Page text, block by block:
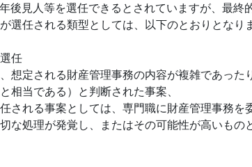
後見人等を選任できるとされていますが、最
選任される類型としては、以下のとおりとなり
任
想定される財産管理事務の内容が複雑であっ
相当である）と判断された事案、
される事案としては、専門職に財産管理事務
な処理が発覚し、またはその可能性が高いも